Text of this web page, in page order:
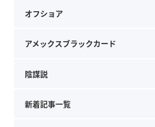
オフショア
アメックスブラックカード
陰謀説
新着記事一覧